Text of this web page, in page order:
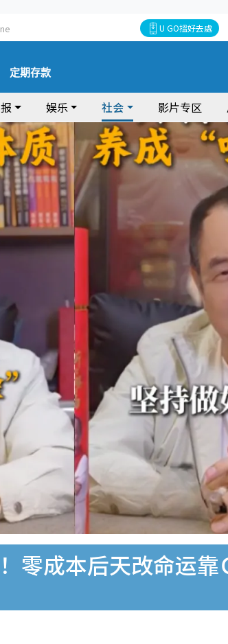
U GO搵好去處
定期存款
娱乐 社会 影片专区
成本后天改命运靠